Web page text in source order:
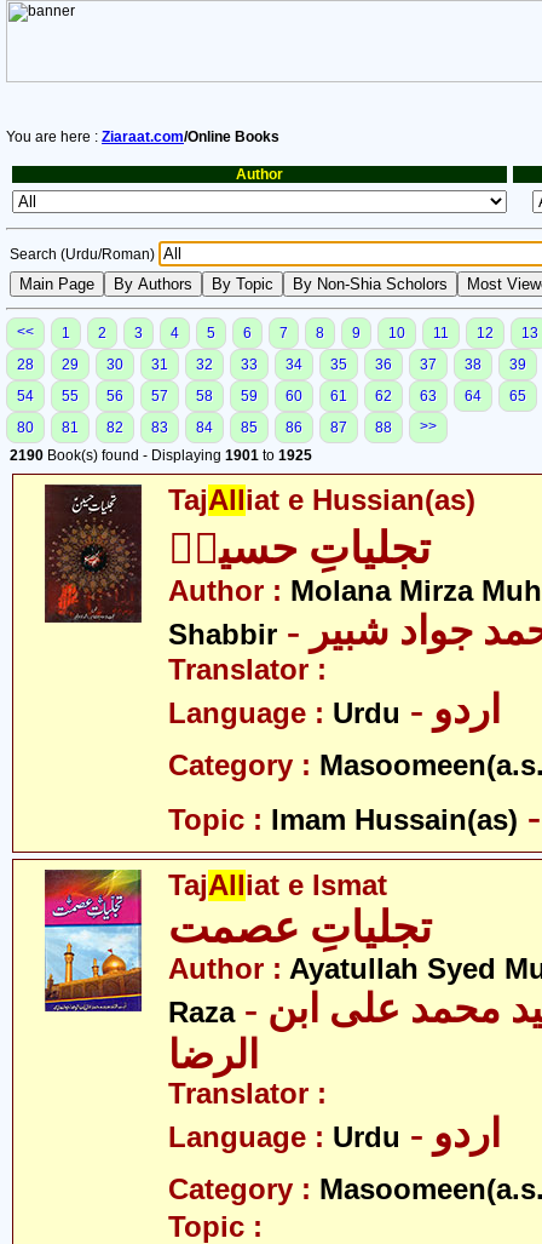
You are here : Ziaraat.com/Online Books
Author
Search (Urdu/Roman)
<< 1 2 3 4 5 6 7 8 9 10 11 12
13
28
29 30 31 32 33 34 35 36 37 38
39
54
55 56 57 58 59 60 61 62 63 64
65
80
81 82 83 84 85 86 87 88
>>
2190 Book(s) found - Displaying 1901 to 1925
TajAlliat e Hussian(as)
تجلیاتِ حسینؑ
Author : Molana Mirza
Shabbir
جواد شبیر
Translator :
Language : Urdu - اردو
Category :
Topic : Imam Hussain(as)
TajAlliat e Ismat
تجلیاتِ عصمت
Author : Ayatullah Syed
Raza- آیت اللہ سید محمد علی ابن
الرضا
Translator :
Language : Urdu - اردو
Category :
Topic :